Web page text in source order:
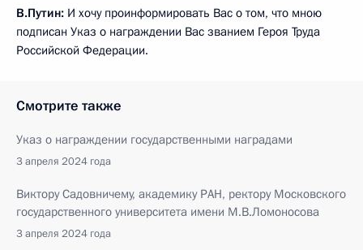
В.Путин: И хочу проинформировать Вас о том, что мною
подписан Указ о награждении Вас званием Героя Труда
Российской Федерации.
Смотрите также
Указ о награждении государственными наградами
3 апреля 2024 года
Виктору Садовничему, академику РАН, ректору Московского
государственного университета имени М.В.Ломоносова
3 апреля 2024 года